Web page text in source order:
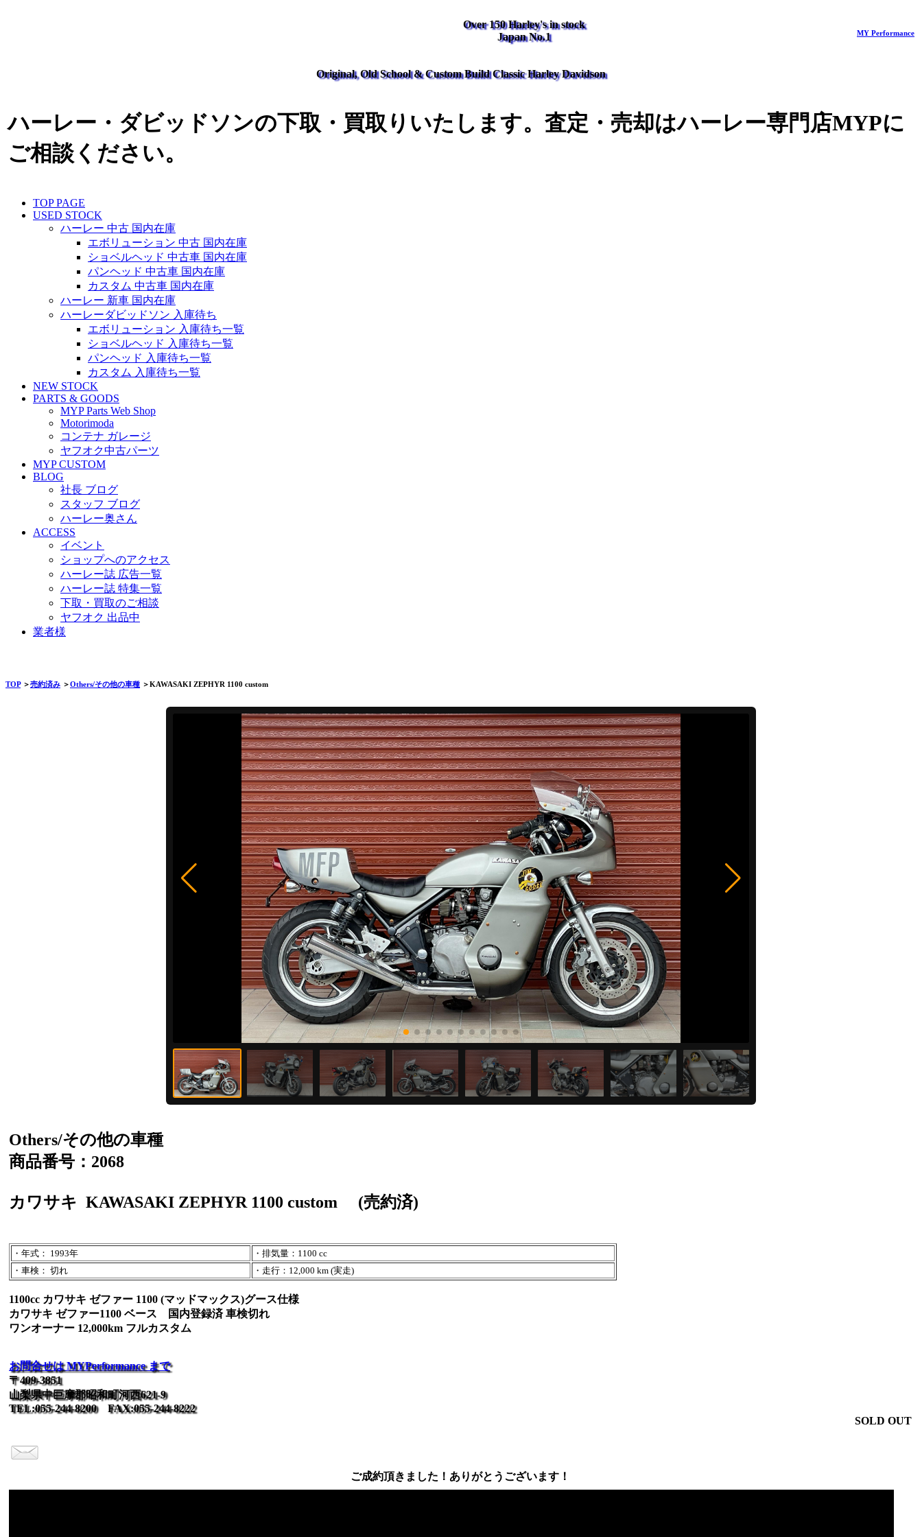
Over 150 Harley's in stock
Japan No.1
MY Performance
Original, Old School & Custom Build Classic Harley Davidson
ハーレー・ダビッドソンの下取・買取りいたします。査定・売却はハーレー専門店MYPに
ご相談ください。
TOP PAGE
USED STOCK
ハーレー 中古 国内在庫
エボリューション 中古 国内在庫
ショベルヘッド 中古車 国内在庫
パンヘッド 中古車 国内在庫
カスタム 中古車 国内在庫
ハーレー 新車 国内在庫
ハーレーダビッドソン 入庫待ち
エボリューション 入庫待ち一覧
ショベルヘッド 入庫待ち一覧
パンヘッド 入庫待ち一覧
カスタム 入庫待ち一覧
NEW STOCK
PARTS & GOODS
MYP Parts Web Shop
Motorimoda
コンテナ ガレージ
ヤフオク中古パーツ
MYP CUSTOM
BLOG
社長 ブログ
スタッフ ブログ
ハーレー奥さん
ACCESS
イベント
ショップへのアクセス
ハーレー誌 広告一覧
ハーレー誌 特集一覧
下取・買取のご相談
ヤフオク 出品中
業者様
TOP＞売約済み ＞Others/その他の車種 ＞KAWASAKI ZEPHYR 1100 custom
Others/その他の車種
商品番号：2068
カワサキ KAWASAKI ZEPHYR 1100 custom (売約済)
・年式： 1993年
・排気量：1100 cc
・車検： 切れ
・走行：12,000 km (実走)
1100cc カワサキ ゼファー 1100 (マッドマックス)グース仕様
カワサキ ゼファー1100 ベース 国内登録済 車検切れ
ワンオーナー 12,000km フルカスタム
お問合せは MYPerformance まで
〒409-3851
山梨県中巨摩郡昭和町河西621-9
TEL:055-244-8200 FAX:055-244-8222
SOLD OUT
ご成約頂きました！ありがとうございます！